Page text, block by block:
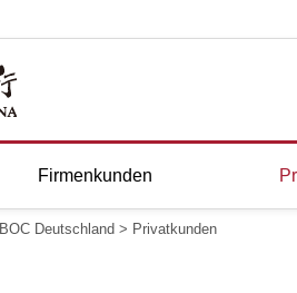
Firmenkunden
BOC Deutschland > Privatkunden